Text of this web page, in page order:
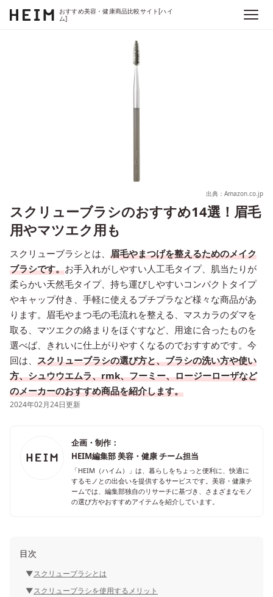
おすすめ美容・健康商品比較サイト[ハイ
ム]
出典：Amazon.co.jp
スクリューブラシのおすすめ14選！眉毛
用やマツエク用も
スクリューブラシとは、 眉毛やまつげを整えるためのメイク
ブラシです。お手入れがしやすい人工毛タイプ、肌当たりが
柔らかい天然毛タイプ、持ち運びしやすいコンパクトタイプ
やキャップ付き、手軽に使えるプチプラなど様々な商品があ
ります。眉毛やまつ毛の毛流れを整える、マスカラのダマを
取る、マツエクの絡まりをほぐすなど、用途に合ったものを
選べば、きれいに仕上がりやすくなるのでおすすめです。今
回は、 スクリューブラシの選び方と、ブラシの洗い方や使い
方、シュウウエムラ、rmk、フーミー、ロージーローザなど
のメーカーのおすすめ商品を紹介します。
2024年02月24日更新
企画・制作：
HEIM編集部 美容・健康 チーム担当
「HEIM（ハイム）」は、暮らしをちょっと便利に、快適に
するモノとの出会いを提供するサービスです。美容・健康チ
ームでは、編集部独自のリサーチに基づき、さまざまなモノ
の選び方やおすすめアイテムを紹介しています。
目次
スクリューブラシとは
スクリューブラシを使用するメリット